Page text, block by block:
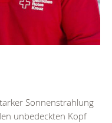
Sonnenstrahlung
unbedeckten Kopf